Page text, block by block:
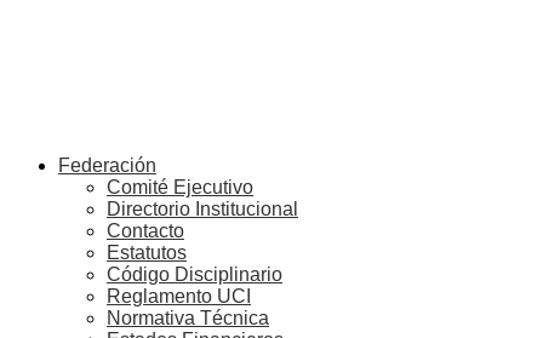
Federación
Comité Ejecutivo
Directorio Institucional
Contacto
Estatutos
Código Disciplinario
Reglamento UCI
Normativa Técnica